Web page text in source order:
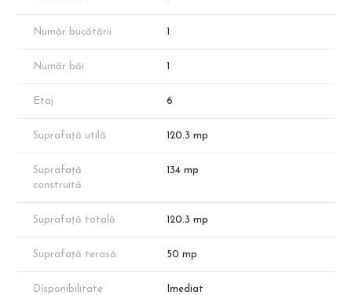
✔ Hol: 8.8 mp
✔ Baie: 4.8 mp
✔ Balcon: 4.9 mp
📞 Pentru mai multe detalii și vizionări, sună acum!
Număr bucătării 1
Număr băi 1
Etaj 6
Suprafață utilă 120.3 mp
Suprafață
construită
134 mp
Suprafață totală 120.3 mp
Suprafață terasă 50 mp
Disponibilitate Imediat